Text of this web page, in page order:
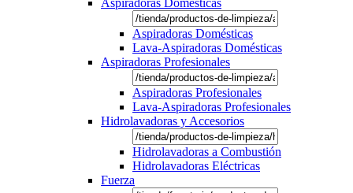
Aspiradoras Domésticas
Aspiradoras Domésticas
Lava-Aspiradoras Domésticas
Aspiradoras Profesionales
Aspiradoras Profesionales
Lava-Aspiradoras Profesionales
Hidrolavadoras y Accesorios
Hidrolavadoras a Combustión
Hidrolavadoras Eléctricas
Fuerza